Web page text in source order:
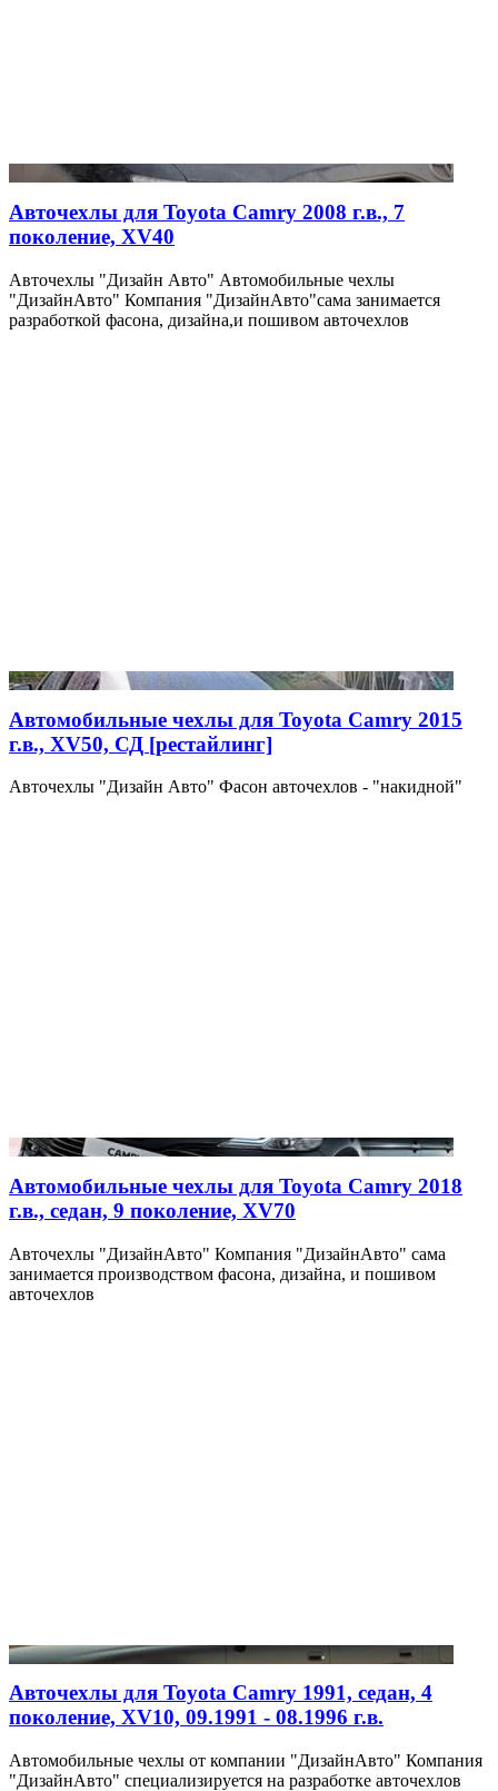
Авточехлы для Toyota Camry 2008 г.в., 7
поколение, XV40
Авточехлы "Дизайн Авто" Автомобильные чехлы
"ДизайнАвто" Компания "ДизайнАвто"сама занимается
разработкой фасона, дизайна,и пошивом авточехлов
Автомобильные чехлы для Toyota Camry 2015
г.в., XV50, СД [рестайлинг]
Авточехлы "Дизайн Авто" Фасон авточехлов - "накидной"
Автомобильные чехлы для Toyota Camry 2018
г.в., седан, 9 поколение, XV70
Авточехлы "ДизайнАвто" Компания "ДизайнАвто" сама
занимается производством фасона, дизайна, и пошивом
авточехлов
Авточехлы для Toyota Camry 1991, седан, 4
поколение, XV10, 09.1991 - 08.1996 г.в.
Автомобильные чехлы от компании "ДизайнАвто" Компания
"ДизайнАвто" специализируется на разработке авточехлов